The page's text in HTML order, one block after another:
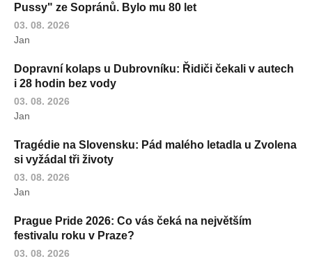
Pussy" ze Sopránů. Bylo mu 80 let
03. 08. 2026
Jan
Dopravní kolaps u Dubrovníku: Řidiči čekali v autech
i 28 hodin bez vody
03. 08. 2026
Jan
Tragédie na Slovensku: Pád malého letadla u Zvolena
si vyžádal tři životy
03. 08. 2026
Jan
Prague Pride 2026: Co vás čeká na největším
festivalu roku v Praze?
03. 08. 2026